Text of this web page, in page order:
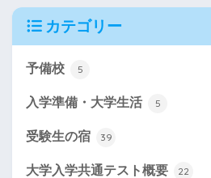
カテゴリー
予備校 5
入学準備・大学生活 5
受験生の宿 39
大学入学共通テスト概要 22